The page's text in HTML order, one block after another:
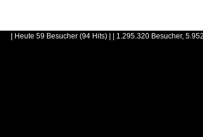
| Heute 59 Besucher (94 Hits) | | 1.295.320 Besucher,